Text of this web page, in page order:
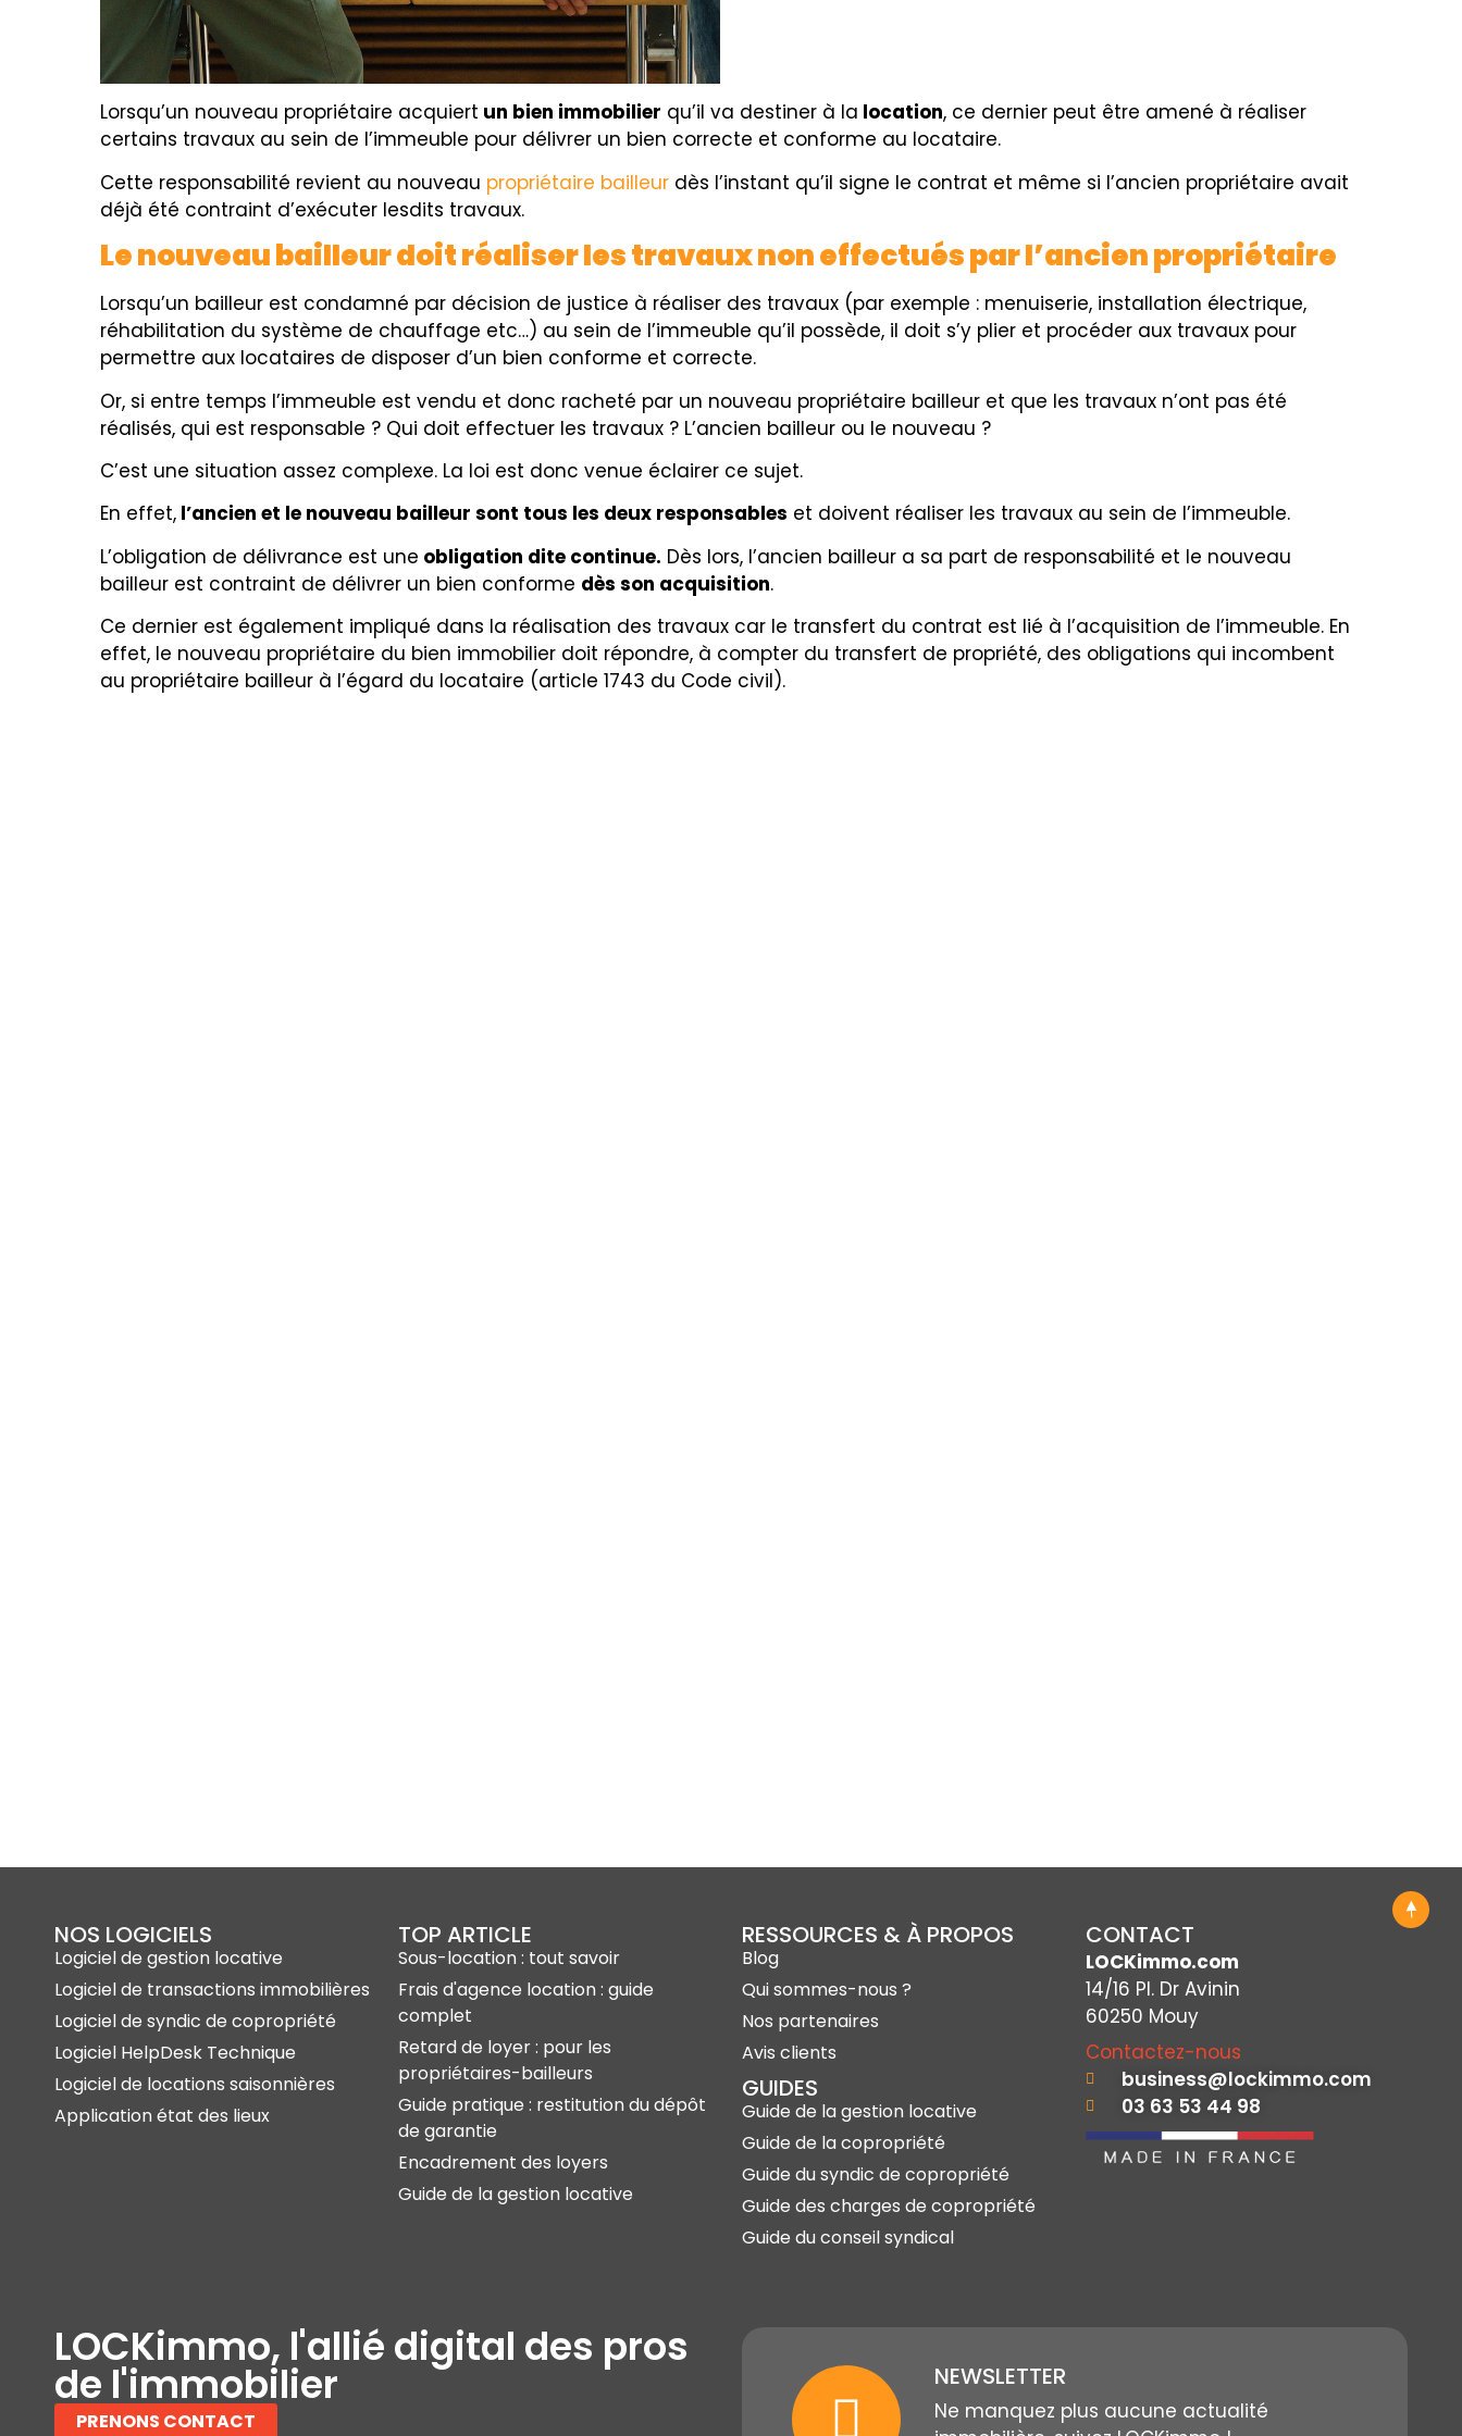
Lorsqu’un nouveau propriétaire acquiert un bien immobilier qu’il va destiner à la location, ce dernier peut être amené à réaliser
certains travaux au sein de l’immeuble pour délivrer un bien correcte et conforme au locataire.
Cette responsabilité revient au nouveau propriétaire bailleur dès l’instant qu’il signe le contrat et même si l’ancien propriétaire avait
déjà été contraint d’exécuter lesdits travaux.
Le nouveau bailleur doit réaliser les travaux non effectués par l’ancien propriétaire
Lorsqu’un bailleur est condamné par décision de justice à réaliser des travaux (par exemple : menuiserie, installation électrique,
réhabilitation du système de chauffage etc…) au sein de l’immeuble qu’il possède, il doit s’y plier et procéder aux travaux pour
permettre aux locataires de disposer d’un bien conforme et correcte.
Or, si entre temps l’immeuble est vendu et donc racheté par un nouveau propriétaire bailleur et que les travaux n’ont pas été
réalisés, qui est responsable ? Qui doit effectuer les travaux ? L’ancien bailleur ou le nouveau ?
C’est une situation assez complexe. La loi est donc venue éclairer ce sujet.
En effet, l’ancien et le nouveau bailleur sont tous les deux responsables et doivent réaliser les travaux au sein de l’immeuble.
L’obligation de délivrance est une obligation dite continue. Dès lors, l’ancien bailleur a sa part de responsabilité et le nouveau
bailleur est contraint de délivrer un bien conforme dès son acquisition.
Ce dernier est également impliqué dans la réalisation des travaux car le transfert du contrat est lié à l’acquisition de l’immeuble. En
effet, le nouveau propriétaire du bien immobilier doit répondre, à compter du transfert de propriété, des obligations qui incombent
au propriétaire bailleur à l’égard du locataire (article 1743 du Code civil).
NOS LOGICIELS
Logiciel de gestion locative
Logiciel de transactions immobilières
Logiciel de syndic de copropriété
Logiciel HelpDesk Technique
Logiciel de locations saisonnières
Application état des lieux
TOP ARTICLE
Sous-location : tout savoir
Frais d'agence location : guide
complet
Retard de loyer : pour les
propriétaires-bailleurs
Guide pratique : restitution du dépôt
de garantie
Encadrement des loyers
Guide de la gestion locative
RESSOURCES & À PROPOS
Blog
Qui sommes-nous ?
Nos partenaires
Avis clients
GUIDES
Guide de la gestion locative
Guide de la copropriété
Guide du syndic de copropriété
Guide des charges de copropriété
Guide du conseil syndical
CONTACT
LOCKimmo.com
14/16 Pl. Dr Avinin
60250 Mouy
Contactez-nous
business@lockimmo.com
03 63 53 44 98
LOCKimmo, l'allié digital des pros
de l'immobilier
PRENONS CONTACT
NEWSLETTER
Ne manquez plus aucune actualité